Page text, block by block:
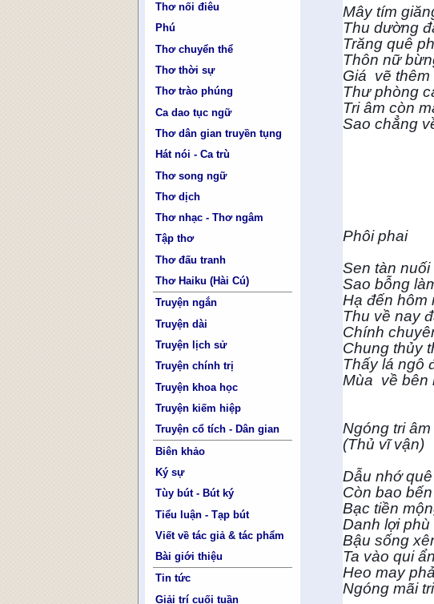
Thơ nối điêu
Phú
Thơ chuyển thể
Thơ thời sự
Thơ trào phúng
Ca dao tục ngữ
Thơ dân gian truyền tụng
Hát nói - Ca trù
Thơ song ngữ
Thơ dịch
Thơ nhạc - Thơ ngâm
Tập thơ
Thơ đấu tranh
Thơ Haiku (Hài Cú)
Truyện ngắn
Truyện dài
Truyện lịch sử
Truyện chính trị
Truyện khoa học
Truyện kiếm hiệp
Truyện cổ tích - Dân gian
Biên khảo
Ký sự
Tùy bút - Bút ký
Tiểu luận - Tạp bút
Viết về tác giả & tác phẩm
Bài giới thiệu
Tin tức
Giải trí cuối tuần
Mây tím
Thu dường
Trăng quê
Thôn nữ
Giá vẽ
Thư phòng
Tri âm còn
Sao chẳng
Phôi phai
Sen tàn
Sao bỗng
Hạ đến hôm
Thu về nay
Chính
Chung thủy
Thấy lá ngô
Mùa về bên
Ngóng tri âm
(Thủ vĩ vận)
Dẫu nhớ
Còn bao
Bạc tiền
Danh lợi
Bậu sống
Ta vào qui
Heo may
Ngóng mãi